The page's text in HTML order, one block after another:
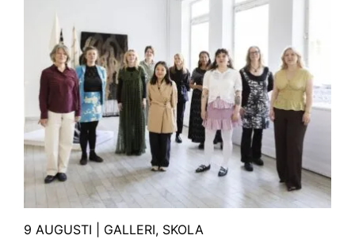
9 AUGUSTI GALLERI, SKOLA